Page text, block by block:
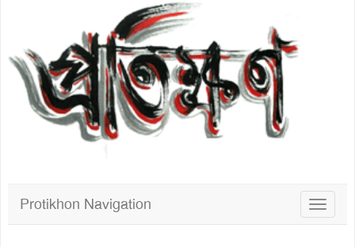
Toggle
Protikhon Navigation